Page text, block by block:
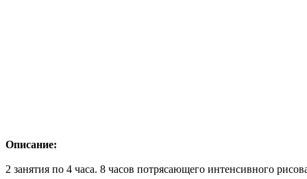
Описание:
2 занятия по 4 часа. 8 часов потрясающего интенсивного